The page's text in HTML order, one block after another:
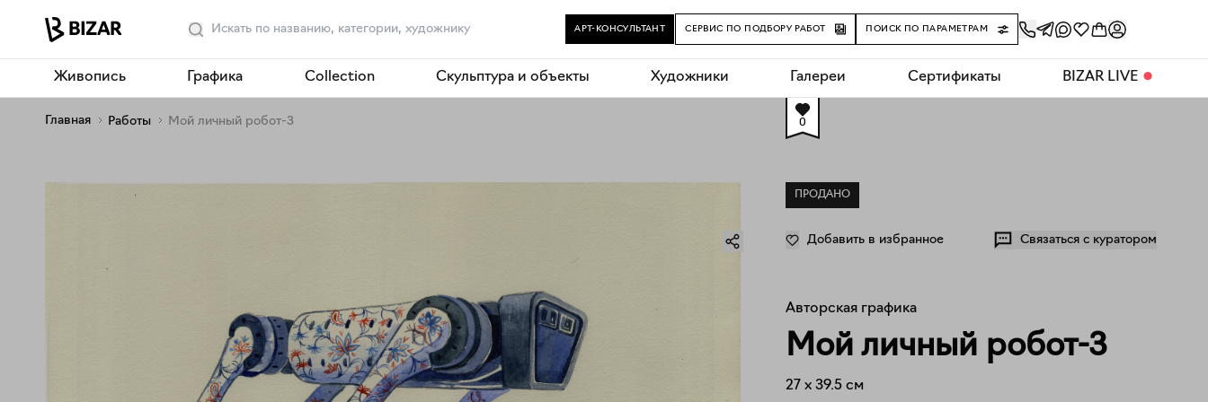
АРТ-КОНСУЛЬТАНТ СЕРВИС ПО ПОДБОРУ РАБОТ ПОИСК ПО ПАРАМЕТРАМ
Живопись Графика Collection Скульптура и объекты Художники Галереи Сертификаты BIZAR LIVE ⬤
Главная Работы Мой личный робот-3
ПРОДАНО
0
Добавить в избранное Связаться с куратором
Авторская графика
Мой личный робот-3
27 x 39.5 см